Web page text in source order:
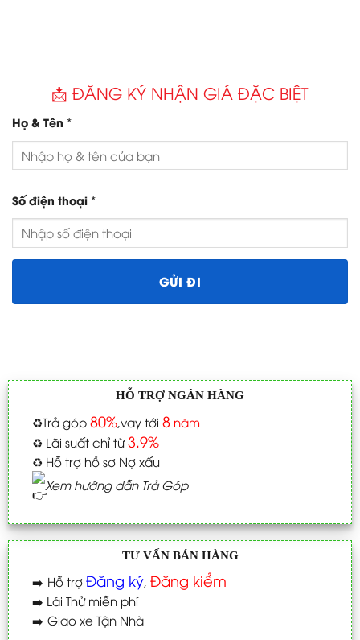
📩 ĐĂNG KÝ NHẬN GIÁ ĐẶC BIỆT
Họ & Tên *
Số điện thoại *
HỖ TRỢ NGÂN HÀNG
♻️Trả góp 80%,vay tới 8năm
♻️ Lãi suất chỉ từ3.9%
♻️ Hỗ trợ hồ sơ Nợ xấu
Xem hướng dẫn Trả Góp
TƯ VẤN BÁN HÀNG
➡️ Hỗ trợ Đăng ký, Đăng kiểm
➡️ Lái Thử miễn phí
➡️ Giao xe Tận Nhà